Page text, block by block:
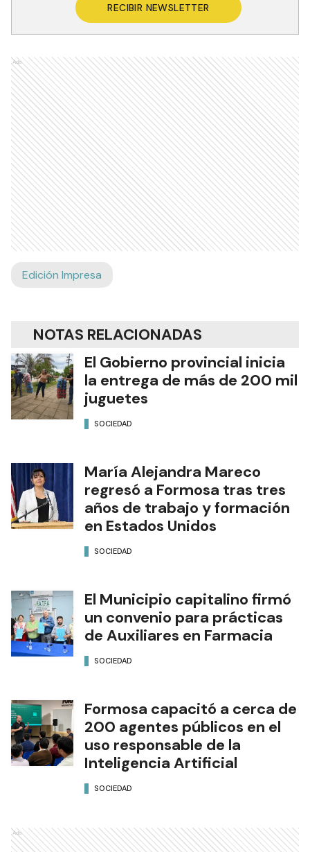
RECIBIR NEWSLETTER
Ads
Edición Impresa
NOTAS RELACIONADAS
El Gobierno provincial inicia
la entrega de más de 200 mil
juguetes
SOCIEDAD
María Alejandra Mareco
regresó a Formosa tras tres
años de trabajo y formación
en Estados Unidos
SOCIEDAD
El Municipio capitalino firmó
un convenio para prácticas
de Auxiliares en Farmacia
SOCIEDAD
Formosa capacitó a cerca de
200 agentes públicos en el
uso responsable de la
Inteligencia Artificial
SOCIEDAD
Ads